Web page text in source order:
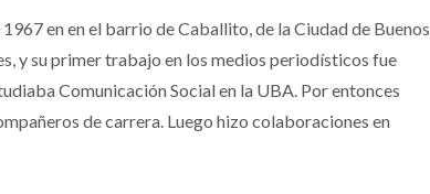
en en el barrio de Caballito, de la Ciudad de Buenos
y su primer trabajo en los medios periodísticos fue
Comunicación Social en la UBA. Por entonces
de carrera. Luego hizo colaboraciones en